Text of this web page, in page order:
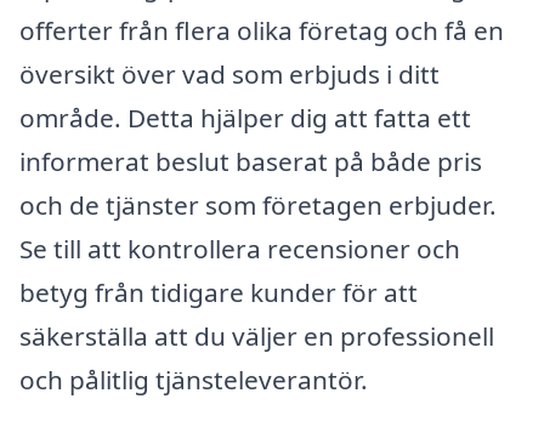
offerter från flera olika företag och få en
översikt över vad som erbjuds i ditt
område. Detta hjälper dig att fatta ett
informerat beslut baserat på både pris
och de tjänster som företagen erbjuder.
Se till att kontrollera recensioner och
betyg från tidigare kunder för att
säkerställa att du väljer en professionell
och pålitlig tjänsteleverantör.